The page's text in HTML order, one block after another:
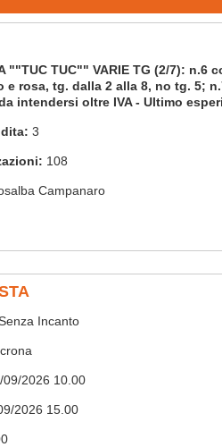
""TUC TUC"" VARIE TG (2/7):
e rosa, tg. dalla 2 alla 8, no tg. 5;
intendersi oltre IVA - Ultimo
3
108
Campanaro
Incanto
09/2026 10.00
2026 15.00